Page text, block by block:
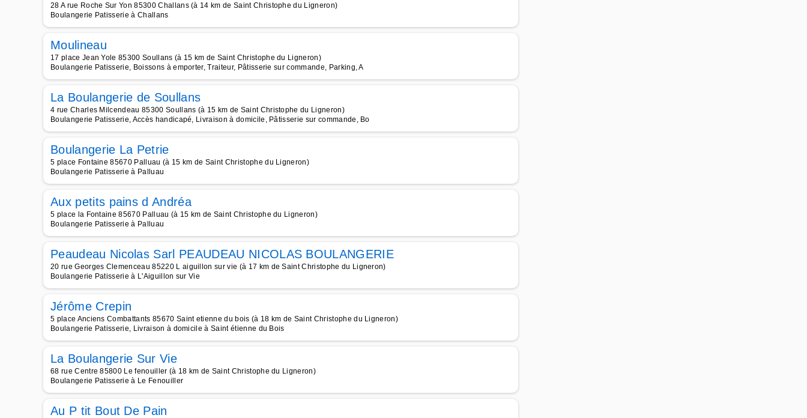
28 A rue Roche Sur Yon 85300 Challans (à 14 km de Saint Christophe du Ligneron)
Boulangerie Patisserie à Challans
Moulineau
17 place Jean Yole 85300 Soullans (à 15 km de Saint Christophe du Ligneron)
Boulangerie Patisserie, Boissons à emporter, Traiteur, Pâtisserie sur commande, Parking, A
La Boulangerie de Soullans
4 rue Charles Milcendeau 85300 Soullans (à 15 km de Saint Christophe du Ligneron)
Boulangerie Patisserie, Accès handicapé, Livraison à domicile, Pâtisserie sur commande, Bo
Boulangerie La Petrie
5 place Fontaine 85670 Palluau (à 15 km de Saint Christophe du Ligneron)
Boulangerie Patisserie à Palluau
Aux petits pains d Andréa
5 place la Fontaine 85670 Palluau (à 15 km de Saint Christophe du Ligneron)
Boulangerie Patisserie à Palluau
Peaudeau Nicolas Sarl PEAUDEAU NICOLAS BOULANGERIE
20 rue Georges Clemenceau 85220 L aiguillon sur vie (à 17 km de Saint Christophe du Ligneron)
Boulangerie Patisserie à L'Aiguillon sur Vie
Jérôme Crepin
5 place Anciens Combattants 85670 Saint etienne du bois (à 18 km de Saint Christophe du Ligneron)
Boulangerie Patisserie, Livraison à domicile à Saint étienne du Bois
La Boulangerie Sur Vie
68 rue Centre 85800 Le fenouiller (à 18 km de Saint Christophe du Ligneron)
Boulangerie Patisserie à Le Fenouiller
Au P tit Bout De Pain